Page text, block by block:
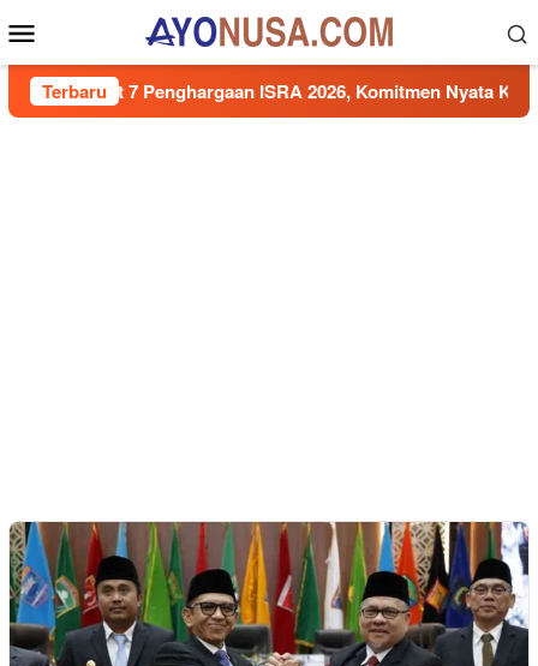
ke
kontenMobile
Terbaru
7 Penghargaan ISRA 2026, Komitmen Nyata Kontribusi